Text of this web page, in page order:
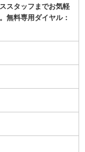
スタッフまでお気軽
無料専用ダイヤル：